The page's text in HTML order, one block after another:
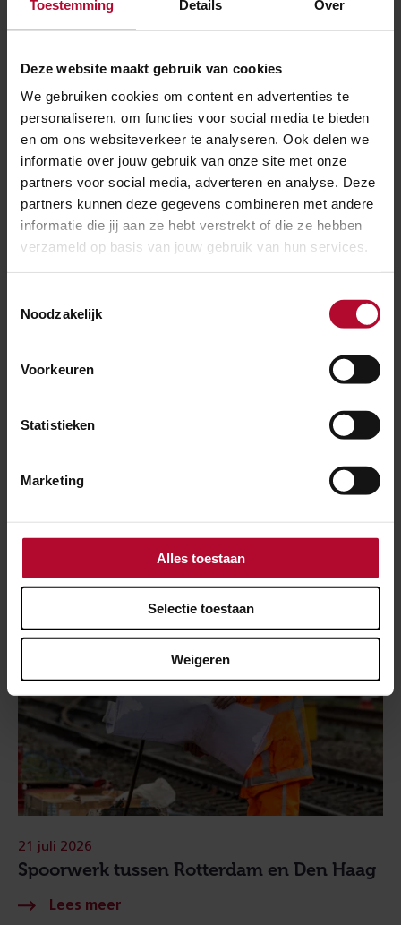
Toestemming Details Over
Deze website maakt gebruik van cookies
We gebruiken cookies om content en advertenties te
personaliseren, om functies voor social media te bieden
en om ons websiteverkeer te analyseren. Ook delen we
informatie over jouw gebruik van onze site met onze
partners voor social media, adverteren en analyse. Deze
partners kunnen deze gegevens combineren met andere
informatie die jij aan ze hebt verstrekt of die ze hebben
verzameld op basis van jouw gebruik van hun services.
Noodzakelijk
Voorkeuren
Statistieken
Marketing
Alles toestaan
Selectie toestaan
Weigeren
vraag van reizigers, goederenvervoerders en verladers.
Op de PHS-trajecten rijden minstens zes intercity’s en
nog eens zes sprinters. Op het traject Den Haag –
Rotterdam gaan zelfs acht intercity’s en zes sprinters
Het ministerie van Infrastructuur en Waterstaat en
ProRail werken samen met NS en goederenvervoerders
aan het Programma. Tegelijkertijd wordt over de
Spoorwerk tussen Rotterdam en Den Haag
21 juli 2026